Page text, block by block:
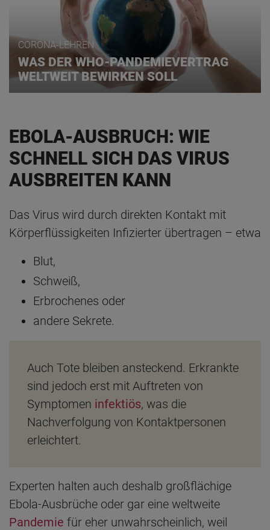
CORONA-LEHREN
WAS DER WHO-PANDEMIEVERTRAG
WELTWEIT BEWIRKEN SOLL
EBOLA-AUSBRUCH: WIE
SCHNELL SICH DAS VIRUS
AUSBREITEN KANN
Das Virus wird durch direkten Kontakt mit
Körperflüssigkeiten Infizierter übertragen – etwa
Blut,
Schweiß,
Erbrochenes oder
andere Sekrete.
Auch Tote bleiben ansteckend. Erkrankte
sind jedoch erst mit Auftreten von
Symptomen infektiös, was die
Nachverfolgung von Kontaktpersonen
erleichtert.
Experten halten auch deshalb großflächige
Ebola-Ausbrüche oder gar eine weltweite
Pandemie für eher unwahrscheinlich, weil